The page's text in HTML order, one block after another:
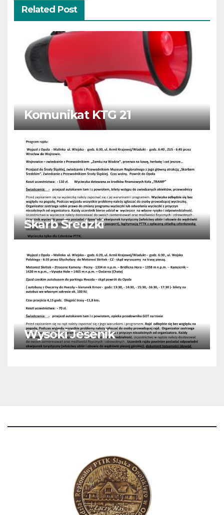
Related Post
Komunikat KTG 21
Skarb Średzki
Wysoki Jesenik